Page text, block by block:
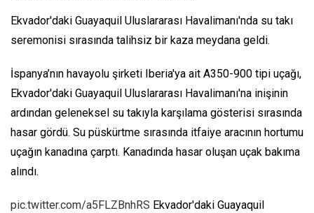
Ekvador'daki Guayaquil Uluslararası Havalimanı'nda su takı
seremonisi sırasında talihsiz bir kaza meydana geldi.
İspanya’nın havayolu şirketi Iberia'ya ait A350-900 tipi uçağı,
Ekvador'daki Guayaquil Uluslararası Havalimanı'na inişinin
ardından geleneksel su takıyla karşılama gösterisi sırasında
hasar gördü. Su püskürtme sırasında itfaiye aracının hortumu
uçağın kanadına çarptı. Kanadında hasar oluşan uçak bakıma
alındı.
pic.twitter.com/a5FLZBnhRS Ekvador'daki Guayaquil